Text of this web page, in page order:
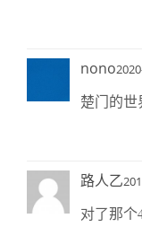
nono
楚门的世
路人乙
对了那